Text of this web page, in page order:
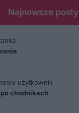
Najnowsze posty
użytkownik
chodnikach